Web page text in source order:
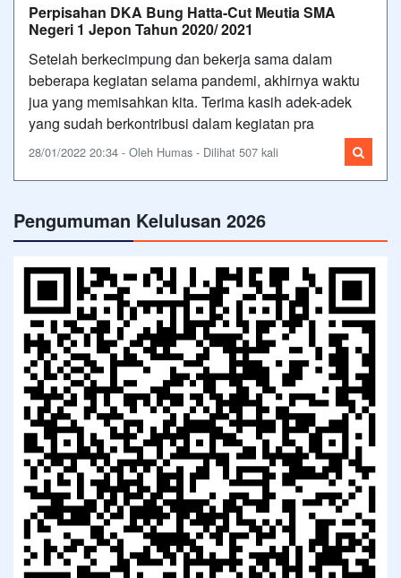
Perpisahan DKA Bung Hatta-Cut Meutia SMA
Negeri 1 Jepon Tahun 2020/ 2021
Setelah berkecimpung dan bekerja sama dalam
beberapa kegiatan selama pandemi, akhirnya waktu
jua yang memisahkan kita. Terima kasih adek-adek
yang sudah berkontribusi dalam kegiatan pra
28/01/2022 20:34 - Oleh Humas - Dilihat 507 kali
Pengumuman Kelulusan 2026